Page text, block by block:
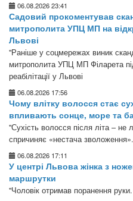
06.08.2026 23:41
Садовий прокоментував
митрополита УПЦ МП на
Львові
"Раніше у соцмережах виник
митрополита УПЦ МП Філарета
реабілітації у Львові
06.08.2026 17:56
Чому влітку волосся стає
впливають сонце, море та
"Сухість волосся після літа –
спричиняє «нестача зволоження».
06.08.2026 17:11
У центрі Львова жінка з
маршрутки
"Чоловік отримав поранення руки.